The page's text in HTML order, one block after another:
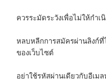
ควรระมัดระวังเพื่อไม่ให้กำ
หลบหลีกการสมัครผ่านลิงก์
ของเว็บไซต์
อย่าใช้รหัสผ่านเดียวกับอีเ